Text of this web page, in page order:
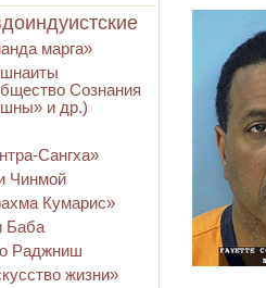
марга»
Сознания
и др.)
Сангха»
Чинмой
Кумарис»
Баба
Раджниш
жизни»